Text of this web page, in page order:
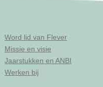
Word lid van Flever
Missie en visie
Jaarstukken en ANBI
Werken bij